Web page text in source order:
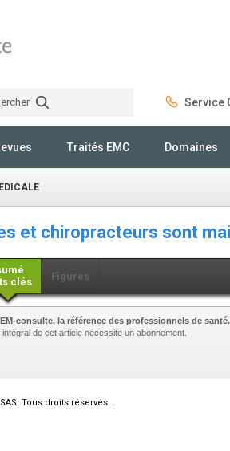
Service
Traités EMC Domaines
et chiropracteurs sont
clés
Figures
consulte, la référence des professionnels de santé.
intégral de cet article nécessite un abonnement.
Tous droits réservés.